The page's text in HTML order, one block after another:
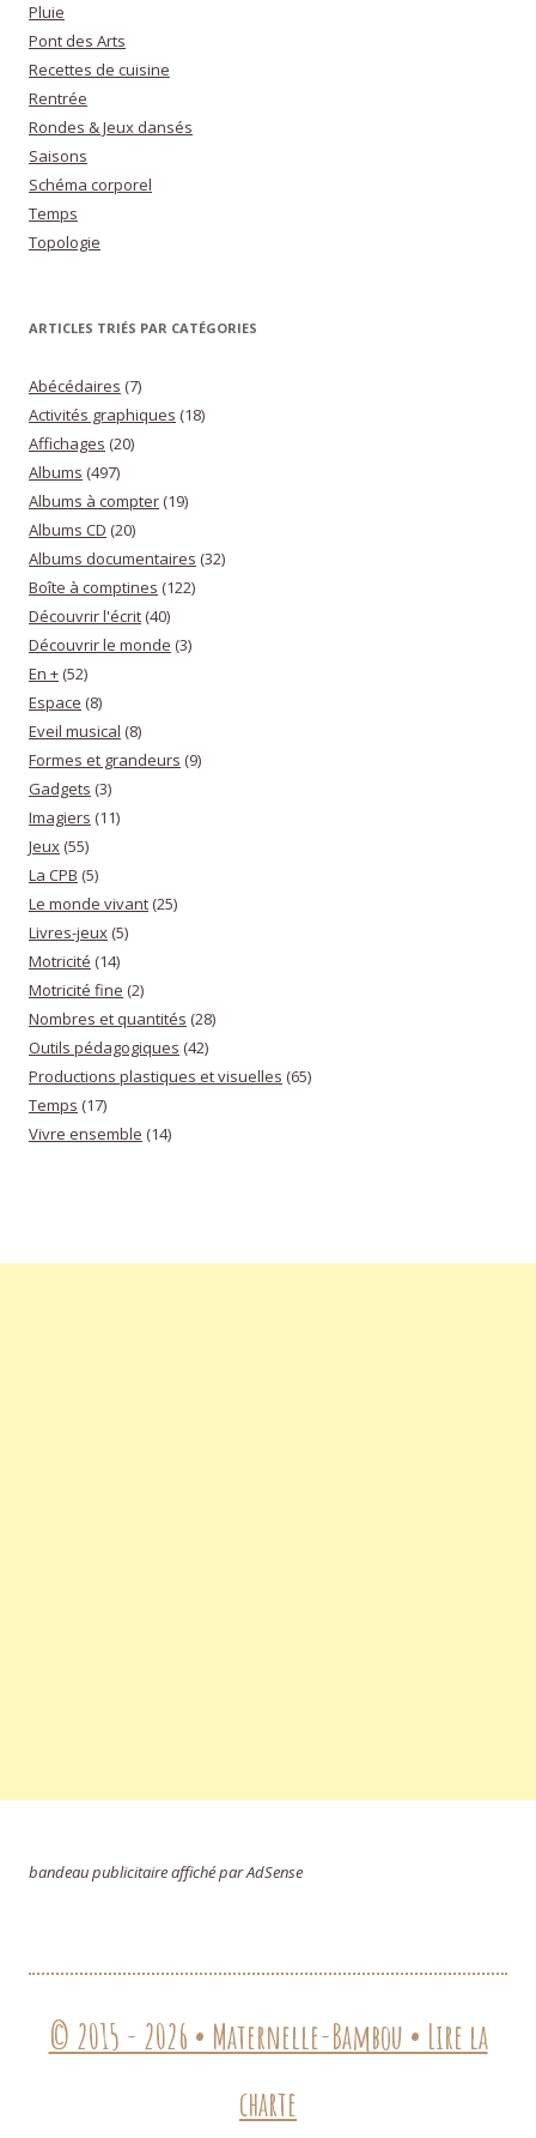
Pluie
Pont des Arts
Recettes de cuisine
Rentrée
Rondes & Jeux dansés
Saisons
Schéma corporel
Temps
Topologie
ARTICLES TRIÉS PAR CATÉGORIES
Abécédaires (7)
Activités graphiques (18)
Affichages (20)
Albums (497)
Albums à compter (19)
Albums CD (20)
Albums documentaires (32)
Boîte à comptines (122)
Découvrir l'écrit (40)
Découvrir le monde (3)
En + (52)
Espace (8)
Eveil musical (8)
Formes et grandeurs (9)
Gadgets (3)
Imagiers (11)
Jeux (55)
La CPB (5)
Le monde vivant (25)
Livres-jeux (5)
Motricité (14)
Motricité fine (2)
Nombres et quantités (28)
Outils pédagogiques (42)
Productions plastiques et visuelles (65)
Temps (17)
Vivre ensemble (14)
bandeau publicitaire affiché par AdSense
© 2015 - 2026 • Maternelle-Bambou • Lire la
charte